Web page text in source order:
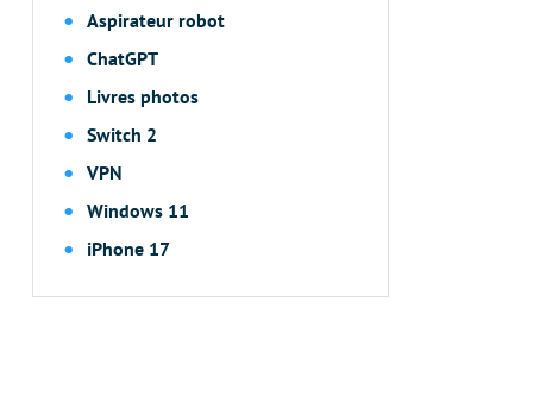
Aspirateur robot
ChatGPT
Livres photos
Switch 2
VPN
Windows 11
iPhone 17